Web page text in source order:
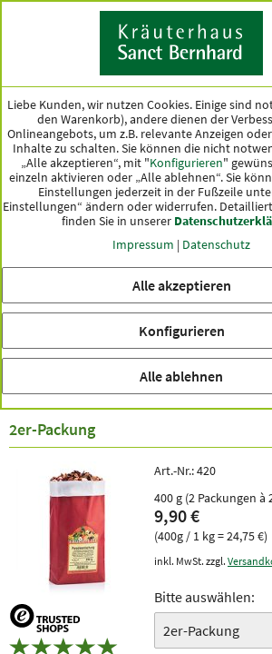
Land
Ok
KATEGORIEN ANGEBOTE
versandkostenfrei
innerhalb Deutschlands
Früchtetee
2er-Packung
Art.-Nr.:420
400 g (2 Packungen à
9,90 €
(400g / 1 kg = 24,75 €)
inkl. MwSt. zzgl.
Bitte auswählen:
Liebe Kunden, wir nutzen Cookies. Einige sind
den Warenkorb), andere dienen der
Onlineangebots, um z.B. relevante Anzeigen
Inhalte zu schalten. Sie können die nicht
„Alle akzeptieren“, mit "Konfigurieren"
einzeln aktivieren oder „Alle ablehnen“. Sie
Einstellungen jederzeit in der Fußzeile
Einstellungen“ ändern oder widerrufen.
finden Sie in unserer
Impressum | Datenschutz
Alle akzeptieren
Konfigurieren
Alle ablehnen